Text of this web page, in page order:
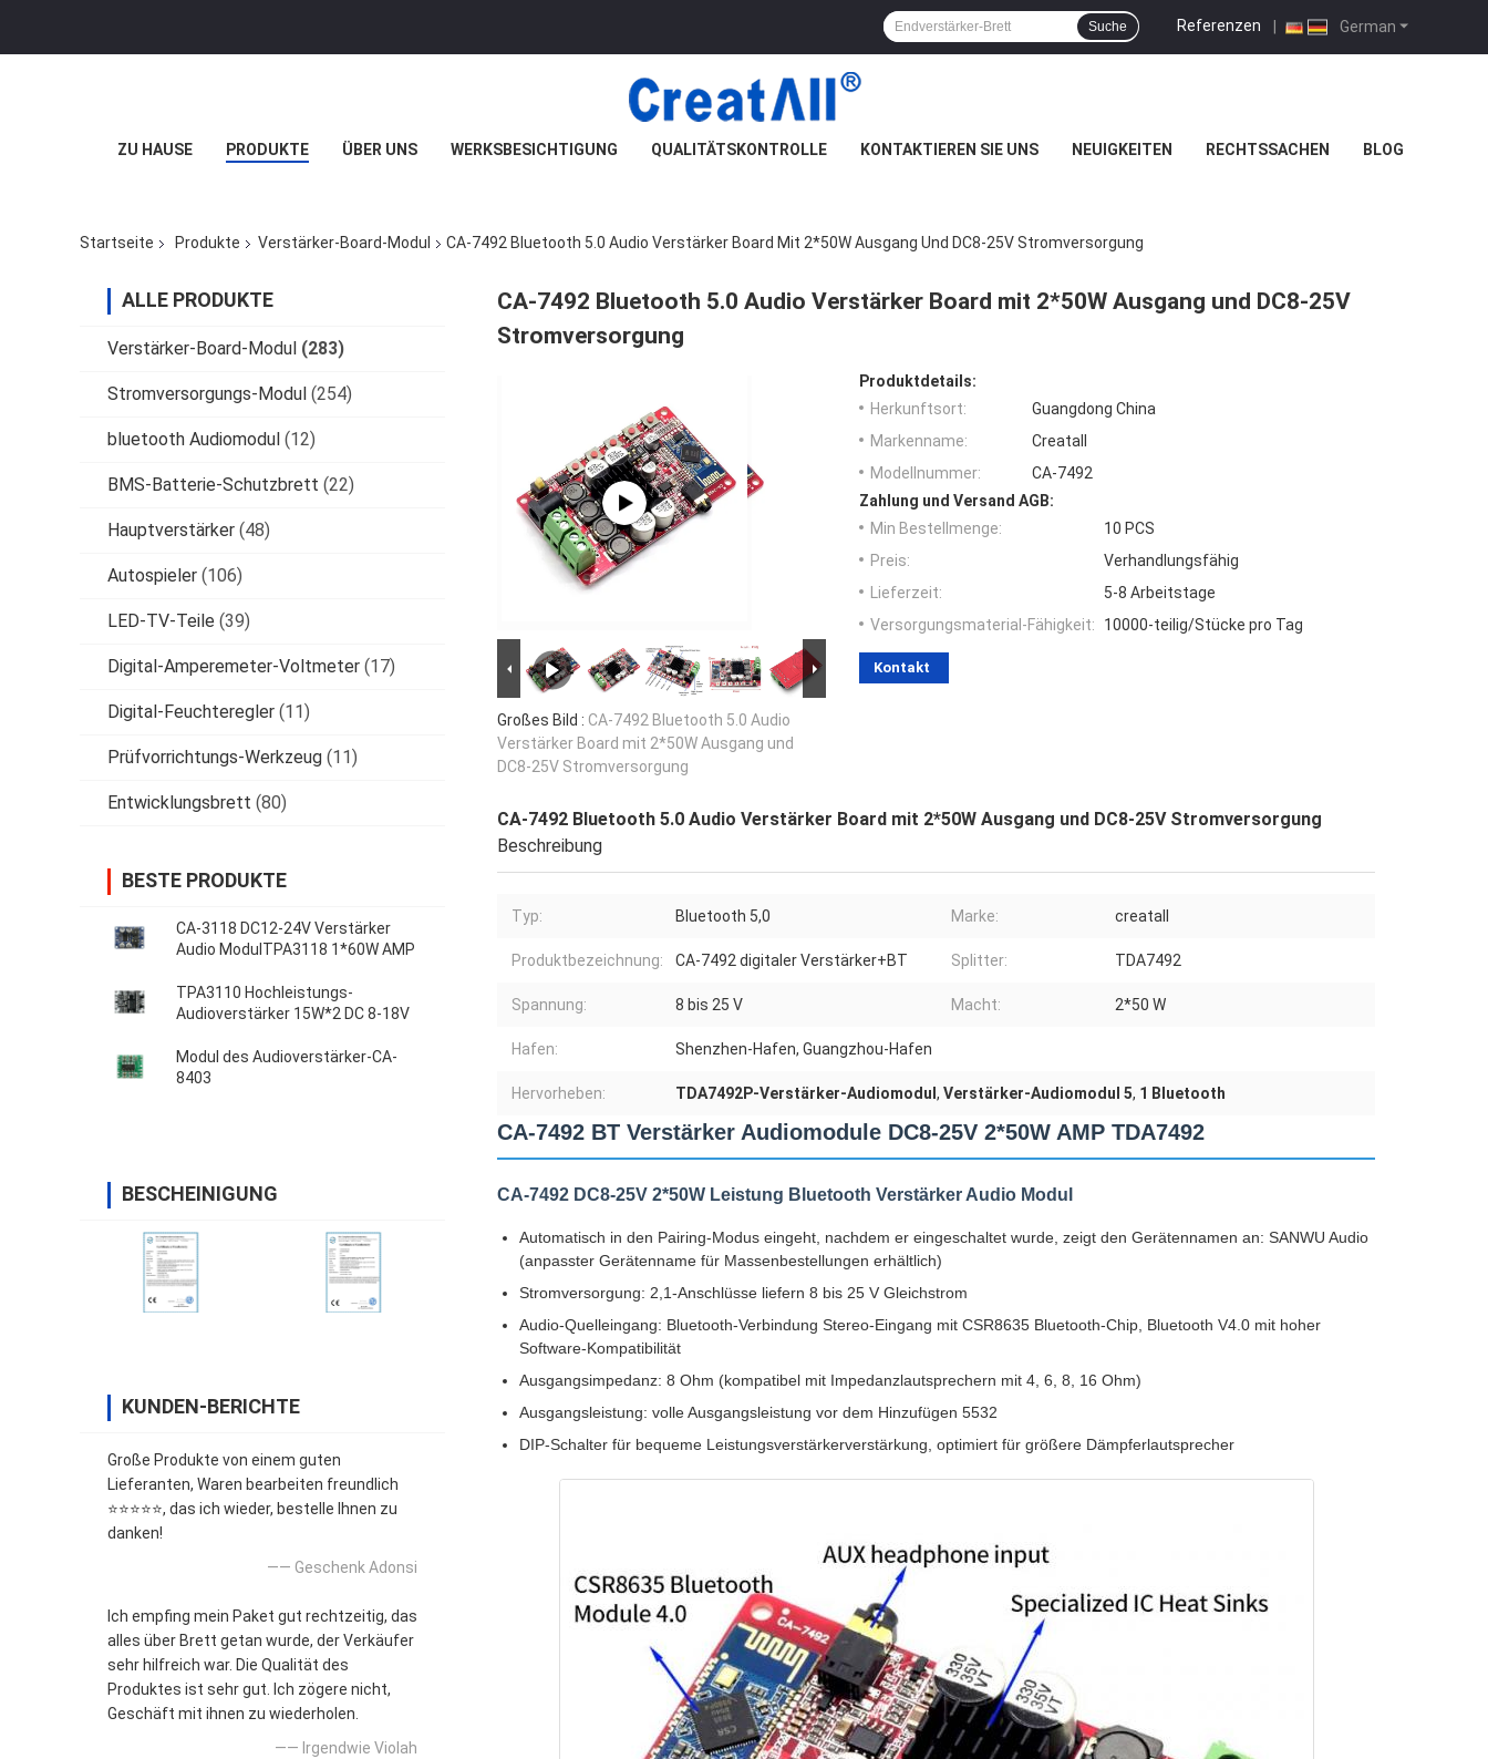
German
Referenzen |
Suche
ZU HAUSE PRODUKTE ÜBER UNS WERKSBESICHTIGUNG QUALITÄTSKONTROLLE KONTAKTIEREN SIE UNS NEUIGKEITEN RECHTSSACHEN BLOG
Startseite Produkte Verstärker-Board-Modul CA-7492 Bluetooth 5.0 Audio Verstärker Board Mit 2*50W Ausgang Und DC8-25V Stromversorgung
ALLE PRODUKTE
Verstärker-Board-Modul (283)
Stromversorgungs-Modul (254)
bluetooth Audiomodul (12)
BMS-Batterie-Schutzbrett (22)
Hauptverstärker (48)
Autospieler (106)
LED-TV-Teile (39)
Digital-Amperemeter-Voltmeter (17)
Digital-Feuchteregler (11)
Prüfvorrichtungs-Werkzeug (11)
Entwicklungsbrett (80)
BESTE PRODUKTE
CA-3118 DC12-24V Verstärker
Audio ModulTPA3118 1*60W AMP
TPA3110 Hochleistungs-
Audioverstärker 15W*2 DC 8-18V
Modul des Audioverstärker-CA-
8403
BESCHEINIGUNG
KUNDEN-BERICHTE
Große Produkte von einem guten
Lieferanten, Waren bearbeiten freundlich
⭐⭐⭐⭐⭐, das ich wieder, bestelle Ihnen zu
danken!
—— Geschenk Adonsi
Ich empfing mein Paket gut rechtzeitig, das
alles über Brett getan wurde, der Verkäufer
sehr hilfreich war. Die Qualität des
Produktes ist sehr gut. Ich zögere nicht,
Geschäft mit ihnen zu wiederholen.
—— Irgendwie Violah
CA-7492 Bluetooth 5.0 Audio Verstärker Board mit 2*50W Ausgang und DC8-25V
Stromversorgung
Großes Bild : CA-7492 Bluetooth 5.0 Audio
Verstärker Board mit 2*50W Ausgang und
DC8-25V Stromversorgung
Produktdetails:
Herkunftsort:
Guangdong China
Markenname:
Creatall
Modellnummer:
CA-7492
Zahlung und Versand AGB:
Min Bestellmenge:
10 PCS
Preis:
Verhandlungsfähig
Lieferzeit:
5-8 Arbeitstage
Versorgungsmaterial-Fähigkeit:
10000-teilig/Stücke pro Tag
Kontakt
CA-7492 Bluetooth 5.0 Audio Verstärker Board mit 2*50W Ausgang und DC8-25V Stromversorgung
Beschreibung
Typ: Bluetooth 5,0 Marke: creatall
Produktbezeichnung: CA-7492 digitaler Verstärker+BT Splitter: TDA7492
Spannung: 8 bis 25 V Macht: 2*50 W
Hafen: Shenzhen-Hafen, Guangzhou-Hafen
Hervorheben: TDA7492P-Verstärker-Audiomodul , Verstärker-Audiomodul 5, 1 Bluetooth
CA-7492 BT Verstärker Audiomodule DC8-25V 2*50W AMP TDA7492
CA-7492 DC8-25V 2*50W Leistung Bluetooth Verstärker Audio Modul
Automatisch in den Pairing-Modus eingeht, nachdem er eingeschaltet wurde, zeigt den Gerätennamen an: SANWU Audio
(anpasster Gerätenname für Massenbestellungen erhältlich)
Stromversorgung: 2,1-Anschlüsse liefern 8 bis 25 V Gleichstrom
Audio-Quelleingang: Bluetooth-Verbindung Stereo-Eingang mit CSR8635 Bluetooth-Chip, Bluetooth V4.0 mit hoher
Software-Kompatibilität
Ausgangsimpedanz: 8 Ohm (kompatibel mit Impedanzlautsprechern mit 4, 6, 8, 16 Ohm)
Ausgangsleistung: volle Ausgangsleistung vor dem Hinzufügen 5532
DIP-Schalter für bequeme Leistungsverstärkerverstärkung, optimiert für größere Dämpferlautsprecher